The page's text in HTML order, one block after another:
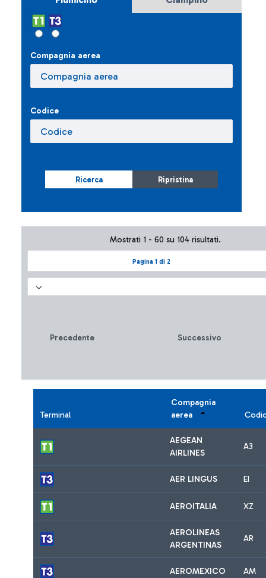
Compagnia aerea
Codice
Ricerca Ripristina
Pagina 1 di 2
Mostrati 1 - 60 su 104 risultati.
Precedente Successivo
Terminal
Compagnia
aerea
AEGEAN
AIRLINES
A3
AER LINGUS EI
AEROITALIA XZ
AEROLINEAS
ARGENTINAS
AR
AEROMEXICO AM